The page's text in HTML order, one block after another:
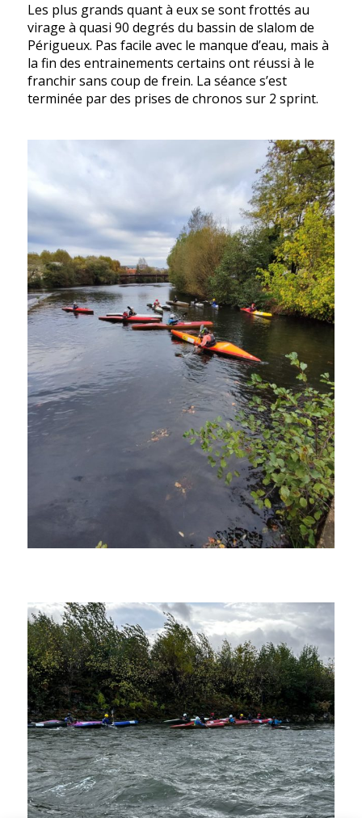
Les plus grands quant à eux se sont frottés au
virage à quasi 90 degrés du bassin de slalom de
Périgueux. Pas facile avec le manque d’eau, mais à
la fin des entrainements certains ont réussi à le
franchir sans coup de frein. La séance s’est
terminée par des prises de chronos sur 2 sprint.